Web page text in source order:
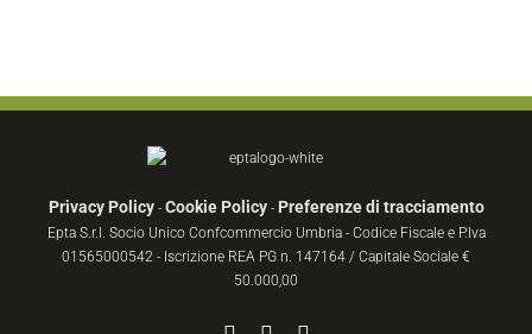
Privacy Policy- Cookie Policy- Preferenze di tracciamento
Epta S.r.l. Socio Unico Confcommercio Umbria - Codice Fiscale e P.Iva
01565000542 - Iscrizione REA PG n. 147164 / Capitale Sociale €
50.000,00